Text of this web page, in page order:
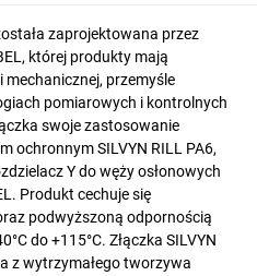
zaprojektowana przez
której produkty mają
przemyśle
pomiarowych i kontrolnych
swoje zastosowanie
ochronnym SILVYN RILL PA6,
Y do węży osłonowych
Produkt cechuje się
podwyższoną odpornością
do +115°C. Złączka SILVYN
z wytrzymałego tworzywa